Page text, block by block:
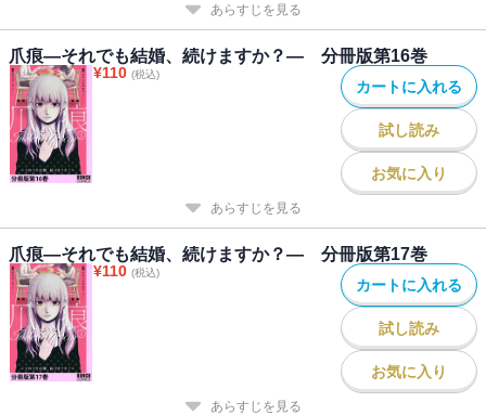
あらすじを見る
爪痕―それでも結婚、続けますか？― 分冊版第16巻
¥110 (税込)
カートに入れる
試し読み
お気に入り
あらすじを見る
爪痕―それでも結婚、続けますか？― 分冊版第17巻
¥110 (税込)
カートに入れる
試し読み
お気に入り
あらすじを見る